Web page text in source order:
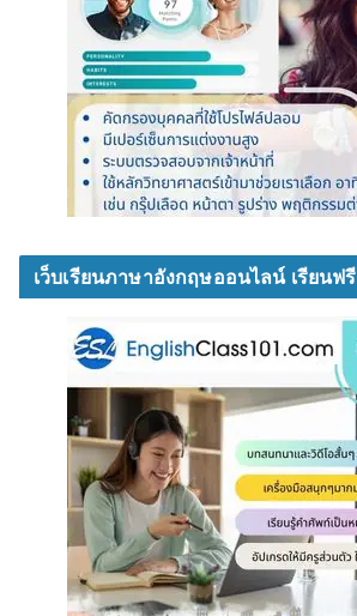
เว็บเรียนภาษาอังกฤษออนไลน์ เรียนฟรี